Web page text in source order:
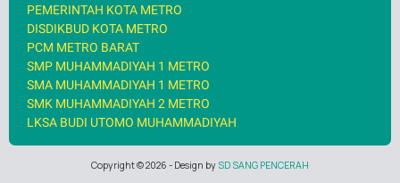
PEMERINTAH KOTA METRO
DISDIKBUD KOTA METRO
PCM METRO BARAT
SMP MUHAMMADIYAH 1 METRO
SMA MUHAMMADIYAH 1 METRO
SMK MUHAMMADIYAH 2 METRO
LKSA BUDI UTOMO MUHAMMADIYAH
Copyright ©2026 - Design by SD SANG PENCERAH